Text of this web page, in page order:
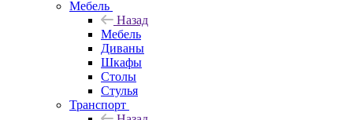
Мебель
Назад
Мебель
Диваны
Шкафы
Столы
Стулья
Транспорт